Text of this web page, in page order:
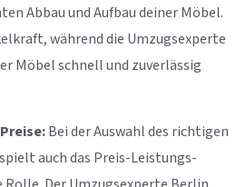
Abbau und Aufbau deiner Möbel.
während die Umzugsexperte
Möbel schnell und zuverlässig
Bei der Auswahl des richtigen
auch das Preis-Leistungs-